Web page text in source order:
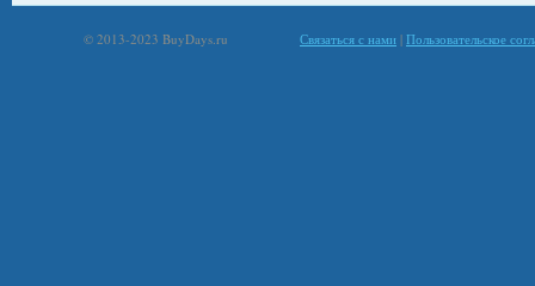
© 2013-2023 BuyDays.ru Связаться с нами | Пользовательское